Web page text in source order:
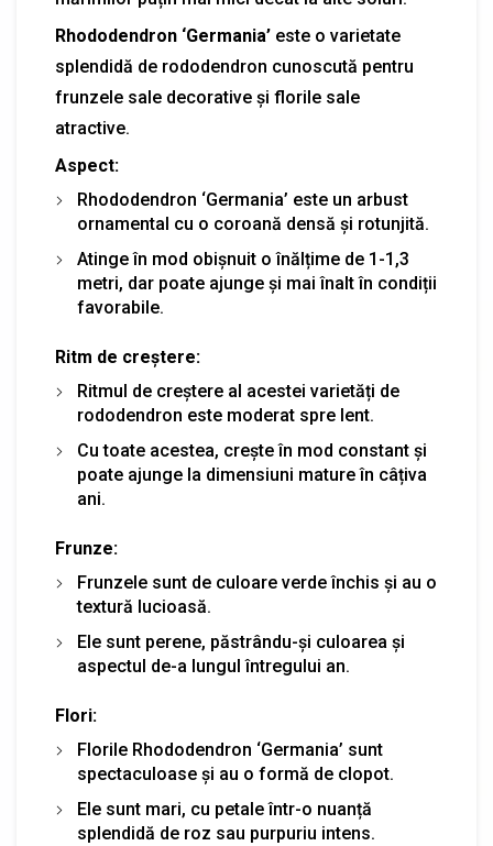
Rhododendron ‘Germania’ este o varietate
splendidă de rododendron cunoscută pentru
frunzele sale decorative și florile sale
atractive.
Aspect:
Rhododendron ‘Germania’ este un arbust
ornamental cu o coroană densă și rotunjită.
Atinge în mod obișnuit o înălțime de 1-1,3
metri, dar poate ajunge și mai înalt în condiții
favorabile.
Ritm de creștere:
Ritmul de creștere al acestei varietăți de
rododendron este moderat spre lent.
Cu toate acestea, crește în mod constant și
poate ajunge la dimensiuni mature în câțiva
ani.
Frunze:
Frunzele sunt de culoare verde închis și au o
textură lucioasă.
Ele sunt perene, păstrându-și culoarea și
aspectul de-a lungul întregului an.
Flori:
Florile Rhododendron ‘Germania’ sunt
spectaculoase și au o formă de clopot.
Ele sunt mari, cu petale într-o nuanță
splendidă de roz sau purpuriu intens.